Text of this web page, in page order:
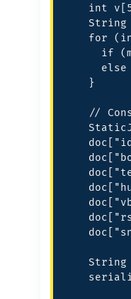
int
String
for
if
else
    }
//
String